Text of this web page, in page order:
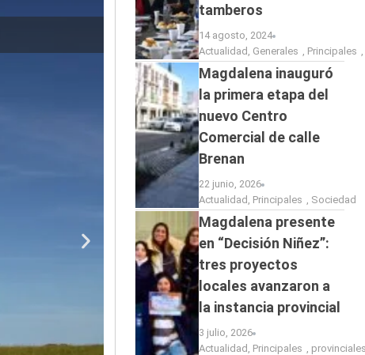
tamberos
14 agosto, 2024
Actualidad , Generales , Principales ,
Magdalena inauguró
la primera etapa del
nuevo Centro
Comercial de calle
Brenan
22 junio, 2026
Actualidad , Principales , Sociedad
Magdalena presente
en “Decisión Niñez”:
tres proyectos
locales avanzaron a
la instancia provincial
3 julio, 2026
Actualidad , Principales ,